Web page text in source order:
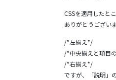
CSSを適用したと
ありがとうござい
/*左揃え*/
/*中央揃えと項目
/*右揃え*/
ですが、「説明」